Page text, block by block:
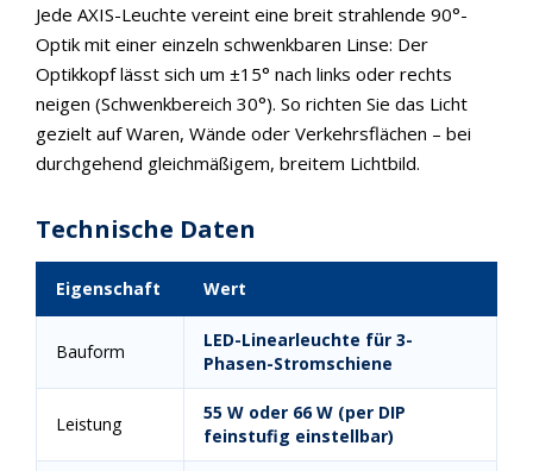
Jede AXIS-Leuchte vereint eine breit strahlende 90°-
Optik mit einer einzeln schwenkbaren Linse: Der
Optikkopf lässt sich um ±15° nach links oder rechts
neigen (Schwenkbereich 30°). So richten Sie das Licht
gezielt auf Waren, Wände oder Verkehrsflächen – bei
durchgehend gleichmäßigem, breitem Lichtbild.
Technische Daten
Eigenschaft Wert
Bauform
LED-Linearleuchte für 3-
Phasen-Stromschiene
Leistung
55 W oder 66 W (per DIP
feinstufig einstellbar)